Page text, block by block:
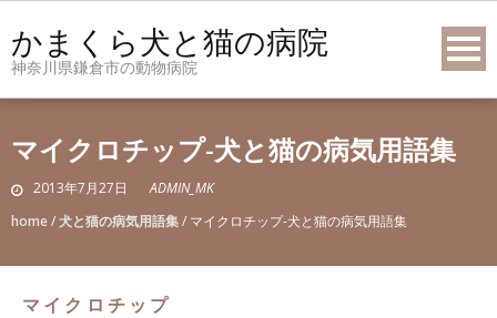
to
content
かまくら犬と猫の病院
神奈川県鎌倉市の動物病院
マイクロチップ-犬と猫の病気用語集
2013年7月27日
ADMIN_MK
home/犬と猫の病気用語集/ マイクロチップ-犬と猫の病気用語集
マイクロチップ